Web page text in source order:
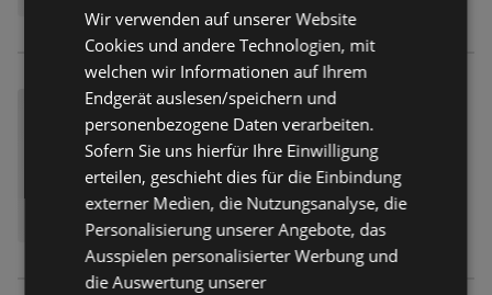
Wir verwenden auf unserer Website
Cookies und andere Technologien, mit
welchen wir Informationen auf Ihrem
Endgerät auslesen/speichern und
personenbezogene Daten verarbeiten.
Sofern Sie uns hierfür Ihre Einwilligung
erteilen, geschieht dies für die Einbindung
externer Medien, die Nutzungsanalyse, die
Personalisierung unserer Angebote, das
Ausspielen personalisierter Werbung und
die Auswertung unserer